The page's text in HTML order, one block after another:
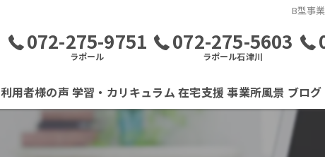
B型事
072-275-9751
ラポール
072-275-5603
ラポール石津川
利用者様の声 学習・カリキュラム 在宅支援 事業所風景 ブログ